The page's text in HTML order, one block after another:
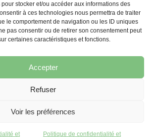
stocker et/ou accéder aux informations des
à ces technologies nous permettra de traiter
le comportement de navigation ou les ID uniques
pas consentir ou de retirer son consentement peut
certaines caractéristiques et fonctions.
Accepter
Refuser
Voir les préférences
et Politique de confidentialité et
Laye
RER A